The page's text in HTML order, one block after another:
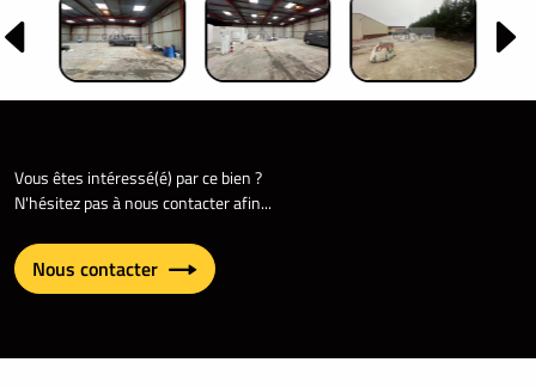
Vous êtes intéressé(é) par ce bien ?
N'hésitez pas à nous contacter afin...
Nous contacter